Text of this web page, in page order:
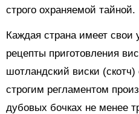
строго охраняемой тайной.
Каждая страна имеет свои
рецепты приготовления
шотландский виски
строгим регламентом
дубовых бочках не менее